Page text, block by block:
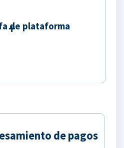
de plataforma
de pagos